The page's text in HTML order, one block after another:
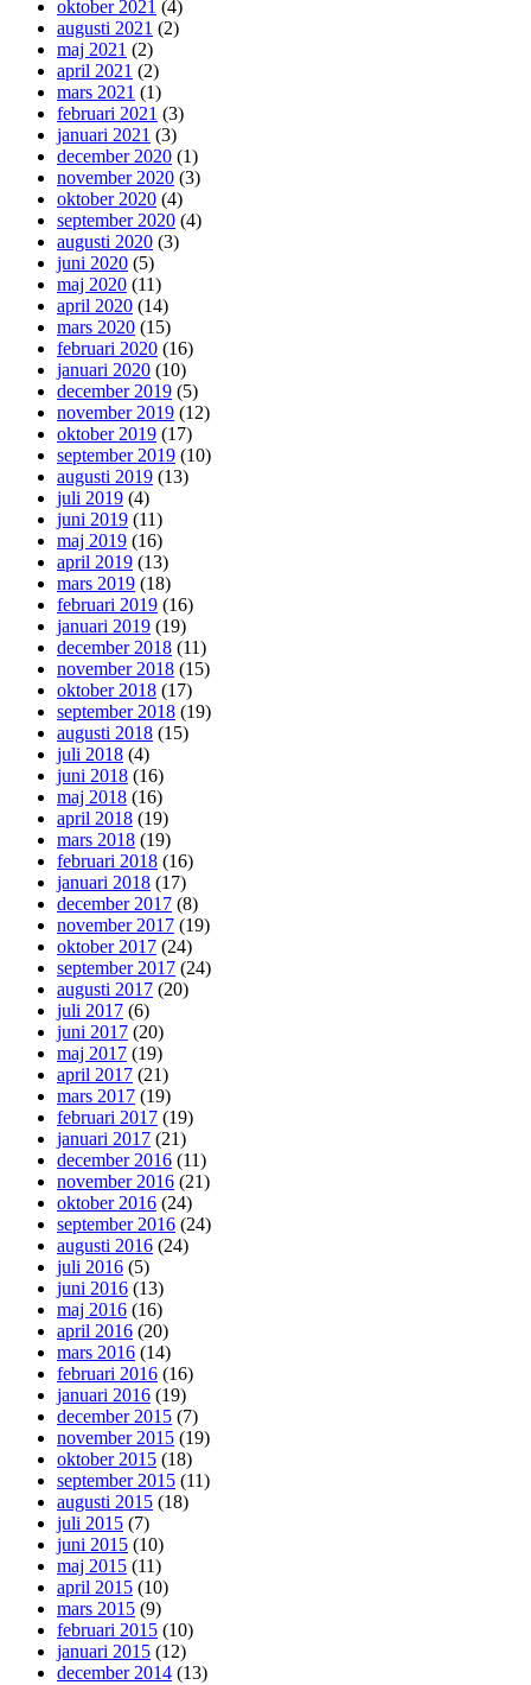
oktober 2021 (4)
augusti 2021 (2)
maj 2021 (2)
april 2021 (2)
mars 2021 (1)
februari 2021 (3)
januari 2021 (3)
december 2020 (1)
november 2020 (3)
oktober 2020 (4)
september 2020 (4)
augusti 2020 (3)
juni 2020 (5)
maj 2020 (11)
april 2020 (14)
mars 2020 (15)
februari 2020 (16)
januari 2020 (10)
december 2019 (5)
november 2019 (12)
oktober 2019 (17)
september 2019 (10)
augusti 2019 (13)
juli 2019 (4)
juni 2019 (11)
maj 2019 (16)
april 2019 (13)
mars 2019 (18)
februari 2019 (16)
januari 2019 (19)
december 2018 (11)
november 2018 (15)
oktober 2018 (17)
september 2018 (19)
augusti 2018 (15)
juli 2018 (4)
juni 2018 (16)
maj 2018 (16)
april 2018 (19)
mars 2018 (19)
februari 2018 (16)
januari 2018 (17)
december 2017 (8)
november 2017 (19)
oktober 2017 (24)
september 2017 (24)
augusti 2017 (20)
juli 2017 (6)
juni 2017 (20)
maj 2017 (19)
april 2017 (21)
mars 2017 (19)
februari 2017 (19)
januari 2017 (21)
december 2016 (11)
november 2016 (21)
oktober 2016 (24)
september 2016 (24)
augusti 2016 (24)
juli 2016 (5)
juni 2016 (13)
maj 2016 (16)
april 2016 (20)
mars 2016 (14)
februari 2016 (16)
januari 2016 (19)
december 2015 (7)
november 2015 (19)
oktober 2015 (18)
september 2015 (11)
augusti 2015 (18)
juli 2015 (7)
juni 2015 (10)
maj 2015 (11)
april 2015 (10)
mars 2015 (9)
februari 2015 (10)
januari 2015 (12)
december 2014 (13)